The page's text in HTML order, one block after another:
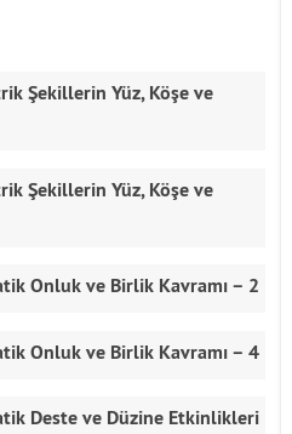
Şekillerin Yüz, Köşe ve
Şekillerin Yüz, Köşe ve
Onluk ve Birlik Kavramı – 2
Onluk ve Birlik Kavramı – 4
Deste ve Düzine Etkinlikleri